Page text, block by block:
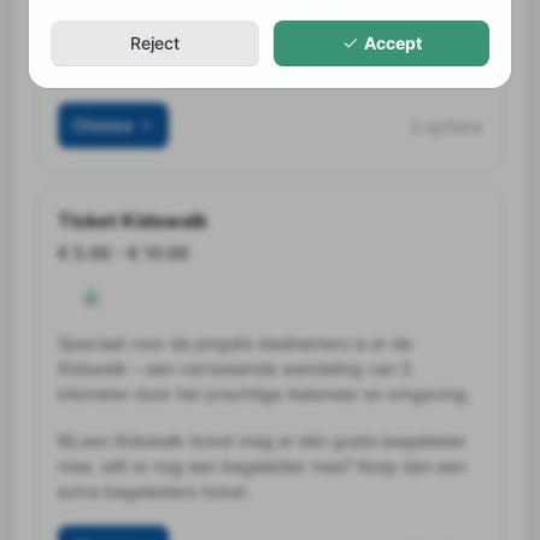
Reject Accept
Deelnemers t/m 16 jaar kunnen zich inschrijven met
het kindertarief.
Choose
Ticket Kidswalk
€ 5.00 € 10.00
Speciaal voor de jongste deelnemers is er de
Kidswalk – een verrassende wandeling van 5
kilometer door het prachtige Aalsmeer en omgeving.
Bij een Kidswalk ticket mag er één gratis begeleider
mee, wilt er nog een begeleider mee? Koop dan een
extra begeleiders ticket.